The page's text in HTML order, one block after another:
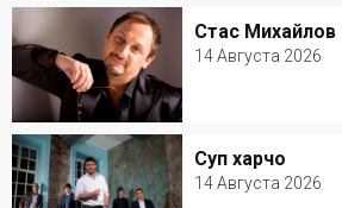
Клуб Шестнадцать тонн
Популярная музыка
Стас Михайлов
14 Августа 2026
Стас Михайлов
14 Августа 2026
Крокус Сити Холл
Популярная музыка
Суп харчо
14 Августа 2026
Суп харчо